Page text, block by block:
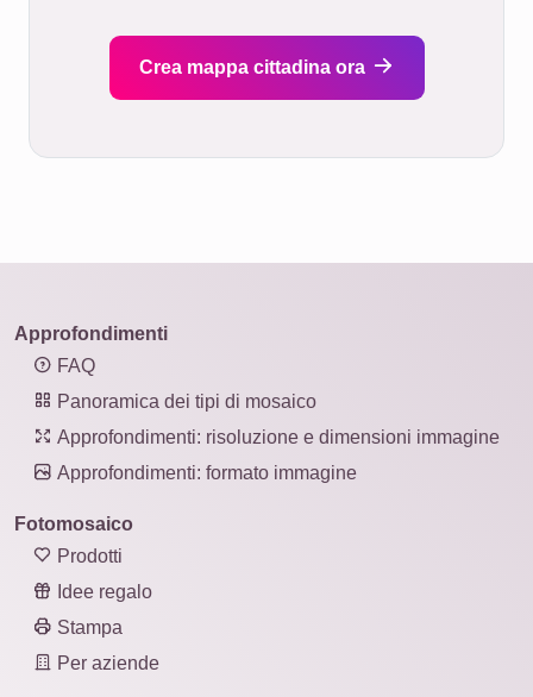
Crea mappa cittadina ora
Approfondimenti
FAQ
Panoramica dei tipi di mosaico
Approfondimenti: risoluzione e dimensioni immagine
Approfondimenti: formato immagine
Fotomosaico
Prodotti
Idee regalo
Stampa
Per aziende